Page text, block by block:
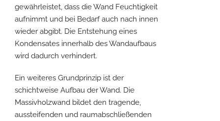
gewährleistet, dass die Wand Feuchtigkeit
aufnimmt und bei Bedarf auch nach innen
wieder abgibt. Die Entstehung eines
Kondensates innerhalb des Wandaufbaus
wird dadurch verhindert.
Ein weiteres Grundprinzip ist der
schichtweise Aufbau der Wand. Die
Massivholzwand bildet den tragende,
aussteifenden und raumabschließenden